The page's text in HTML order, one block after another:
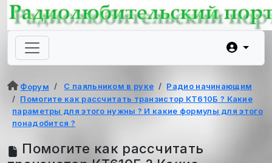
Форум С паяльником в руке
Радио начинающим
Помогите как рассчитать транзистор КТ610Б ? Какие
параметры для этого нужны ? И какие формулы для этого
понадобится ?
Помогите как рассчитать